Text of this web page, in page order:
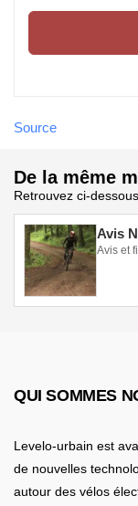
Source
De la même
Retrouvez ci-
Avis
Avis et
QUI SOMMES
Levelo-urbain est
de nouvelles
autour des vélos